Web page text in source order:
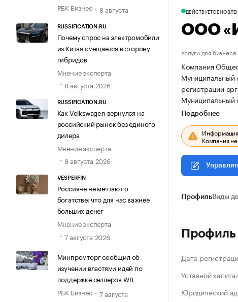
РБК Бизнес
8 августа
RUSSIFICATION.RU
Почему спрос на электромобили
из Китая смещается в сторону
гибридов
Мнение эксперта
8 августа 2026
RUSSIFICATION.RU
Как Volkswagen вернулся на
российский рынок без единого
дилера
Мнение эксперта
8 августа 2026
VESPERFIN
Россияне не мечтают о
богатстве: что для нас важнее
больших денег
Мнение эксперта
7 августа 2026
Минпромторг сообщил об
изучении властями идей по
поддержке селлеров WB
РБК Бизнес
7 августа
ДЕЙСТВУЕТ
ООО
Услуги для бизнеса
Компания
Муниципальный
регистрации
Муниципальный
Подробнее
Информация
Компания
ПрофильВиды
Профиль
Дата
Уставной
Юридический